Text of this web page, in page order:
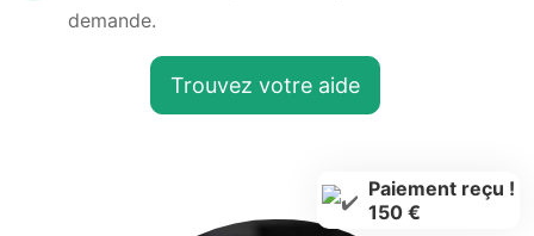
demande.
Trouvez votre aide
Paiement reçu !
150 €